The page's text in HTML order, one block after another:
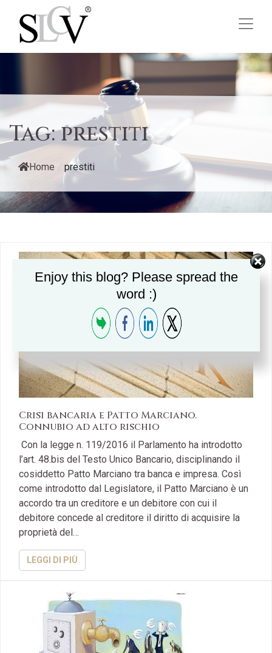
Tag:prestiti
Home / prestiti
Crisi bancaria e Patto Marciano.
Connubio ad alto rischio
Con la legge n. 119/2016 il Parlamento ha introdotto
l’art. 48.bis del Testo Unico Bancario, disciplinando il
cosiddetto Patto Marciano tra banca e impresa. Così
come introdotto dal Legislatore, il Patto Marciano è un
accordo tra un creditore e un debitore con cui il
debitore concede al creditore il diritto di acquisire la
proprietà del…
LEGGI DI PIÙ
Enjoy this blog? Please spread the
word :)